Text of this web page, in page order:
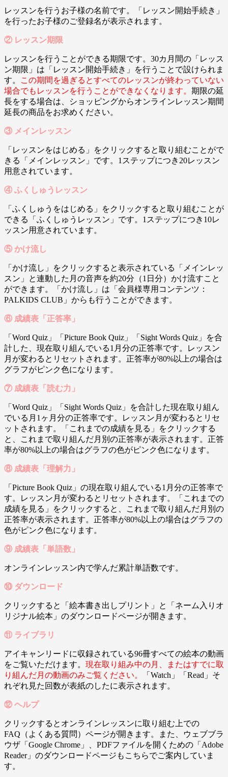
レッスンを行うお子様の名前です。「レッスン開始手続き」
を行ったお子様のご登録名が表示されます。
② レッスン期限
レッスンを行うことができる期限です。30カ月間の「レッス
ン期限」は「レッスン開始手続き」を行うことで設けられま
す。
この期間を過ぎるとすべてのレッスンが終わっていない
場合でもレッスンを行うことができなくなります。 期限の延
長をする場合は、ショッピングからオンラインレッスン期間
延長の商品をお求めください。
③ メインレッスン
「レッスンをはじめる」をクリックすると取り組むことがで
きる「メインレッスン」です。1ステップにつき20レッスン
用意されています。
④ ふくしゅうレッスン
「ふくしゅうをはじめる」をクリックすると取り組むことが
できる「ふくしゅうレッスン」です。1ステップにつき10レ
ッスン用意されています。
⑤ かけ流し
「かけ流し」をクリックすると表示されている「メインレッ
スン」と連動した月の音声を約20分（1日分）かけ流すこと
ができます。「かけ流し」は「会員様専用コンテンツ：
PALKIDS CLUB」からも行うことができます。
⑥ 成績表「正答率」
「Word Quiz」「Picture Book Quiz」「Sight Words Quiz」を合
計した、現在取り組んでいる1月分の正答率です。レッスン
月が変わるとリセットされます。正答率が80%以上の場合は
グラフがピンク色になります。
⑦ 成績表「読む力」
「Word Quiz」「Sight Words Quiz」を合計した現在取り組ん
でいる月1ヶ月分の正答率です。レッスン月が変わるとリセ
ットされます。「これまでの成績を見る」をクリックする
と、これまで取り組んだ月別の正答率が表示されます。正答
率が80%以上の場合はグラフの色がピンク色になります。
⑧ 成績表「理解力」
「Picture Book Quiz」の現在取り組んでいる1月分の正答率で
す。レッスン月が変わるとリセットされます。「これまでの
成績を見る」をクリックすると、これまで取り組んだ月別の
正答率が表示されます。正答率が80%以上の場合はグラフの
色がピンク色になります。
⑨ 成績表「単語数」
オンラインレッスン内で学んだ累計単語数です。
⑩ ダウンロード
クリックすると「絵本書き出しプリント」と「ネーム入りオ
リジナル絵本」のダウンロードページが開きます。
⑪ ライブラリ
アイキャンリードに収録されている96冊すべての絵本の動画
をご覧いただけます。 現在取り組み中の月、またはすでに取
り組んだ月の動画のみご覧ください。
「Watch」「Read」そ
れぞれ見た回数が表紙のしたに表示されます。
⑫ ヘルプ
クリックするとオンラインレッスンに取り組む上での
FAQ（よくある質問）ページが開きます。また、ウェブブラ
ウザ「Google Chrome」、PDFファイルを開くための「Adobe
Reader」のダウンロードページもこちらでご案内していま
す。